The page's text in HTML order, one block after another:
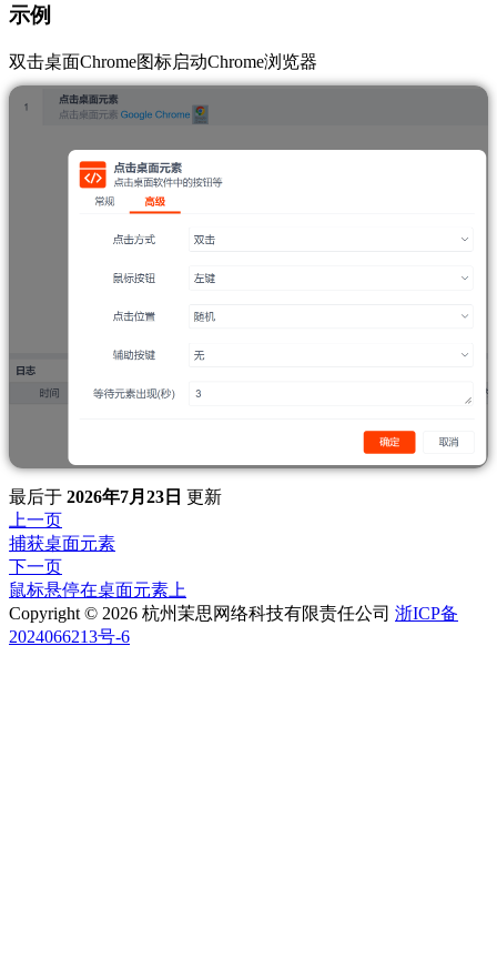
示例
双击桌面Chrome图标启动Chrome浏览器
最后于 2026年7月23日 更新
上一页
捕获桌面元素
下一页
鼠标悬停在桌面元素上
Copyright © 2026 杭州茉思网络科技有限责任公司 浙ICP备
2024066213号-6